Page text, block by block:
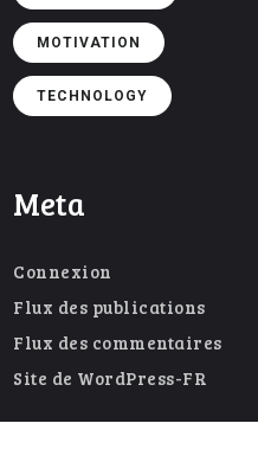
MOTIVATION
TECHNOLOGY
Meta
Connexion
Flux des publications
Flux des commentaires
Site de WordPress-FR